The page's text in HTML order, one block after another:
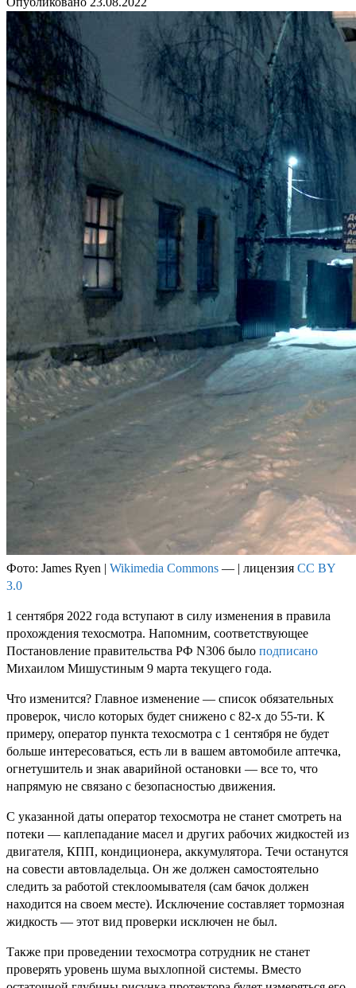
Фото: James Ryen | Wikimedia Commons — | лицензия CC BY
3.0
1 сентября 2022 года вступают в силу изменения в правила
прохождения техосмотра. Напомним, соответствующее
Постановление правительства РФ N306 было подписано
Михаилом Мишустиным 9 марта текущего года.
Что изменится? Главное изменение — список обязательных
проверок, число которых будет снижено с 82-х до 55-ти. К
примеру, оператор пункта техосмотра с 1 сентября не будет
больше интересоваться, есть ли в вашем автомобиле аптечка,
огнетушитель и знак аварийной остановки — все то, что
напрямую не связано с безопасностью движения.
С указанной даты оператор техосмотра не станет смотреть на
потеки — каплепадание масел и других рабочих жидкостей из
двигателя, КПП, кондиционера, аккумулятора. Течи останутся
на совести автовладельца. Он же должен самостоятельно
следить за работой стеклоомывателя (сам бачок должен
находится на своем месте). Исключение составляет тормозная
жидкость — этот вид проверки исключен не был.
Также при проведении техосмотра сотрудник не станет
проверять уровень шума выхлопной системы. Вместо